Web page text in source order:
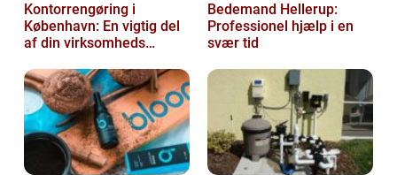
Kontorrengøring i
København: En vigtig del
af din virksomheds
Bedemand Hellerup:
Professionel hjælp i en
svær tid